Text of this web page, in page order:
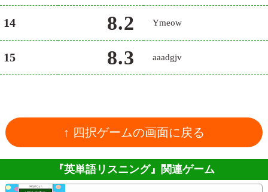
14 8.2 Ymeow
15 8.3 aaadgjv
↑ 四択ゲームの画面に戻る
『英単語リスニング』 関連ゲーム